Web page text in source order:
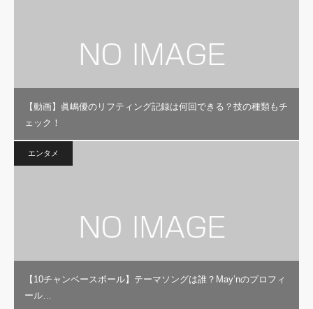
【動画】眞嶋優のリフティング記録は何回できる？技の種類もチ
ェック！
エンタメ
【10チャンベースボール】テーマソングは誰？May’nのプロフィ
ール…